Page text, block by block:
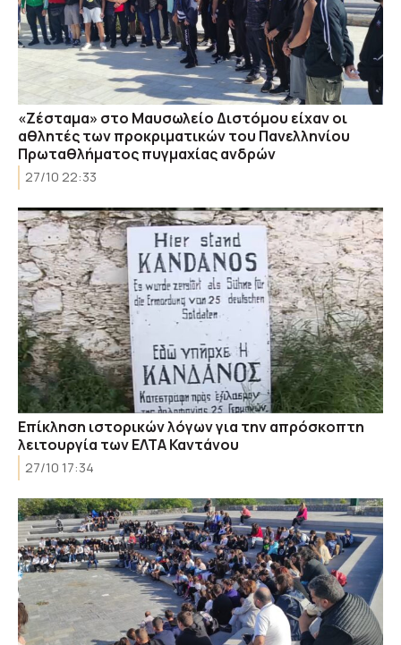
«Ζέσταμα» στο Μαυσωλείο Διστόμου είχαν οι
αθλητές των προκριματικών του Πανελληνίου
Πρωταθλήματος πυγμαχίας ανδρών
27/10 22:33
Επίκληση ιστορικών λόγων για την απρόσκοπτη
λειτουργία των ΕΛΤΑ Καντάνου
27/10 17:34